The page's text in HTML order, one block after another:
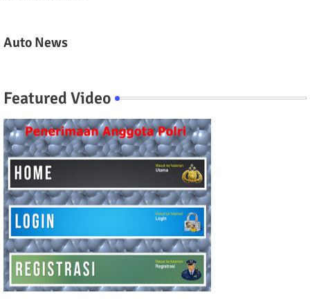
Auto News
Featured Video